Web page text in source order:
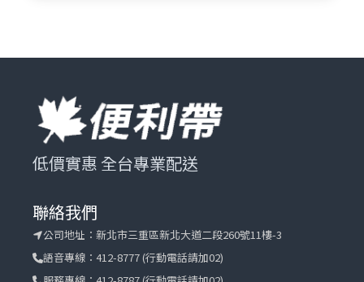
低價實惠 全台專業配送
聯絡我們
公司地址： 新北市三重區新北大道二段260號11樓-3
語音專線： 412-8777 (行動電話請加02)